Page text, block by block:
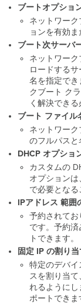
ブートオプショ
ネットワーク
ョンを有効ま
ブート次サーバ
ネットワー
ロードする
名を指定で
クブート ク
く解決できる
ブート ファイル
ネットワー
のフルパスと
DHCP オプショ
カスタムの
オプション
で必要となる
IPアドレス 範囲
予約されてお
です。予約
トできます。
固定 IP の割り当
特定のデバイ
スを割り当て
れるようにし
ポートできま